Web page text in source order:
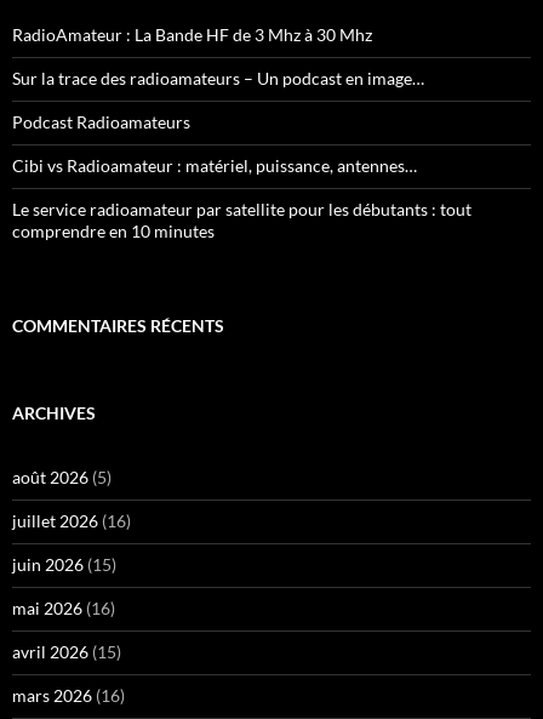
RadioAmateur : La Bande HF de 3 Mhz à 30 Mhz
Sur la trace des radioamateurs – Un podcast en image…
Podcast Radioamateurs
Cibi vs Radioamateur : matériel, puissance, antennes…
Le service radioamateur par satellite pour les débutants : tout
comprendre en 10 minutes
COMMENTAIRES RÉCENTS
ARCHIVES
août 2026 (5)
juillet 2026 (16)
juin 2026 (15)
mai 2026 (16)
avril 2026 (15)
mars 2026 (16)